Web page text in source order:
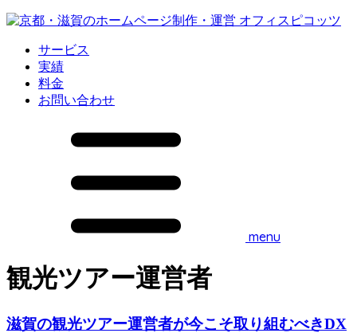
サービス
実績
料金
お問い合わせ
menu
観光ツアー運営者
滋賀の観光ツアー運営者が今こそ取り組むべきDX